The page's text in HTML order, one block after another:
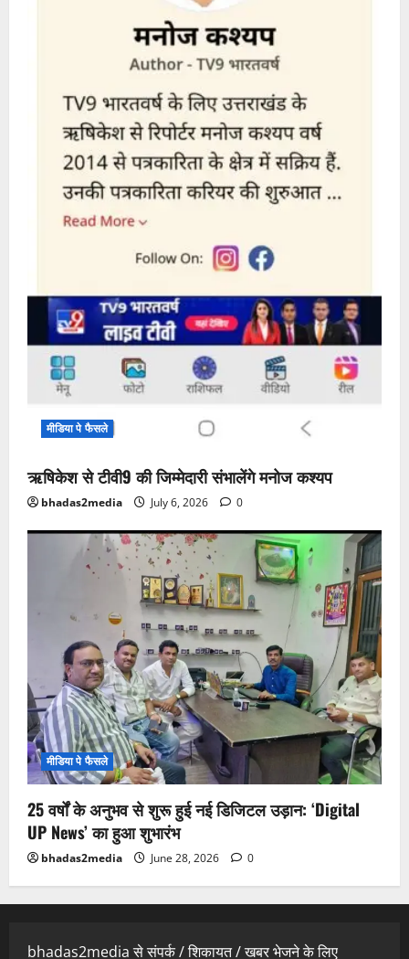
मीडिया पे फैसले
ऋषिकेश से टीवी9 की जिम्मेदारी संभालेंगे मनोज कश्यप
bhadas2media July 6, 2026 0
मीडिया पे फैसले
25 वर्षों के अनुभव से शुरू हुई नई डिजिटल उड़ान: ‘Digital
UP News’ का हुआ शुभारंभ
bhadas2media June 28, 2026 0
bhadas2media से संपर्क / शिकायत / खबर भेजने के लिए